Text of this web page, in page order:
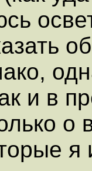
и в
я